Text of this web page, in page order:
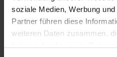
soziale Medien, Werbung
Partner führen diese
weiteren Daten zusammen,
Zustand
Leistung